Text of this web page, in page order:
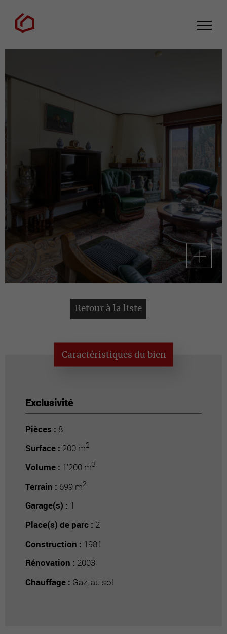
Retour à la liste
Caractéristiques du bien
Exclusivité
Pièces : 8
Surface : 200 m2
Volume : 1'200 m3
Terrain : 699 m2
Garage(s) : 1
Place(s) de parc : 2
Construction : 1981
Rénovation : 2003
Chauffage : Gaz, au sol